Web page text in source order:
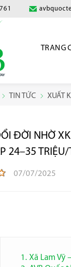
TRANG
TIN TỨC XUẤT
ĐỜI NHỜ
24–35
07/07/2025
1. Xã Lam